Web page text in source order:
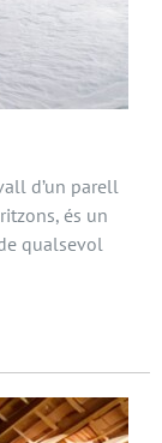
d’un parell
és un
qualsevol